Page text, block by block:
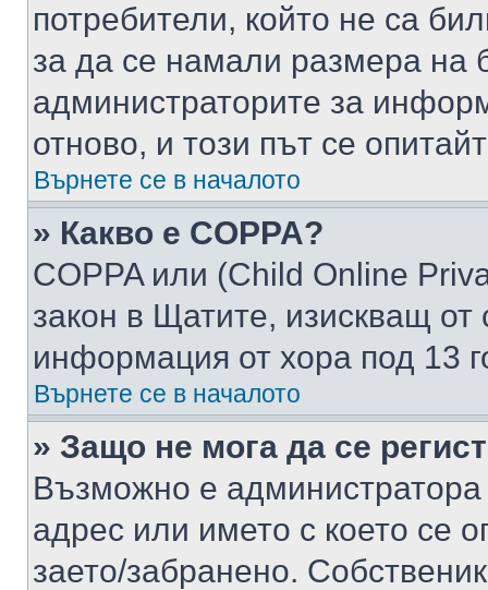
потребители, който не са
за да се намали размера на
администраторите за
отново, и този път се
Върнете се в началото
» Какво е COPPA?
COPPA или (Child Online
закон в Щатите, изискващ от
информация от хора под 13
Върнете се в началото
» Защо не мога да се
Възможно е
адрес или името с което се
заето/забранено.